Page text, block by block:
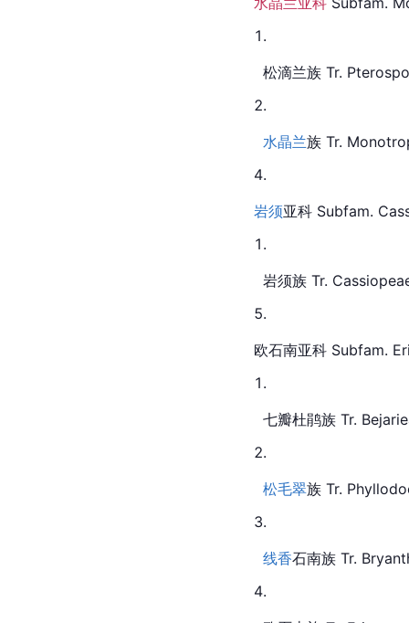
松滴兰族 Tr.
水晶兰族 Tr.
岩须亚科 Subfam.
岩须族 Tr. Cassiope
欧石南亚科 Subfam.
七瓣杜鹃族 Tr.
松毛翠族 Tr.
线香石南族 Tr.